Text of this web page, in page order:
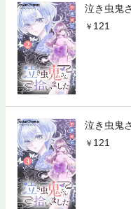
泣き虫鬼
121
泣き虫鬼
121